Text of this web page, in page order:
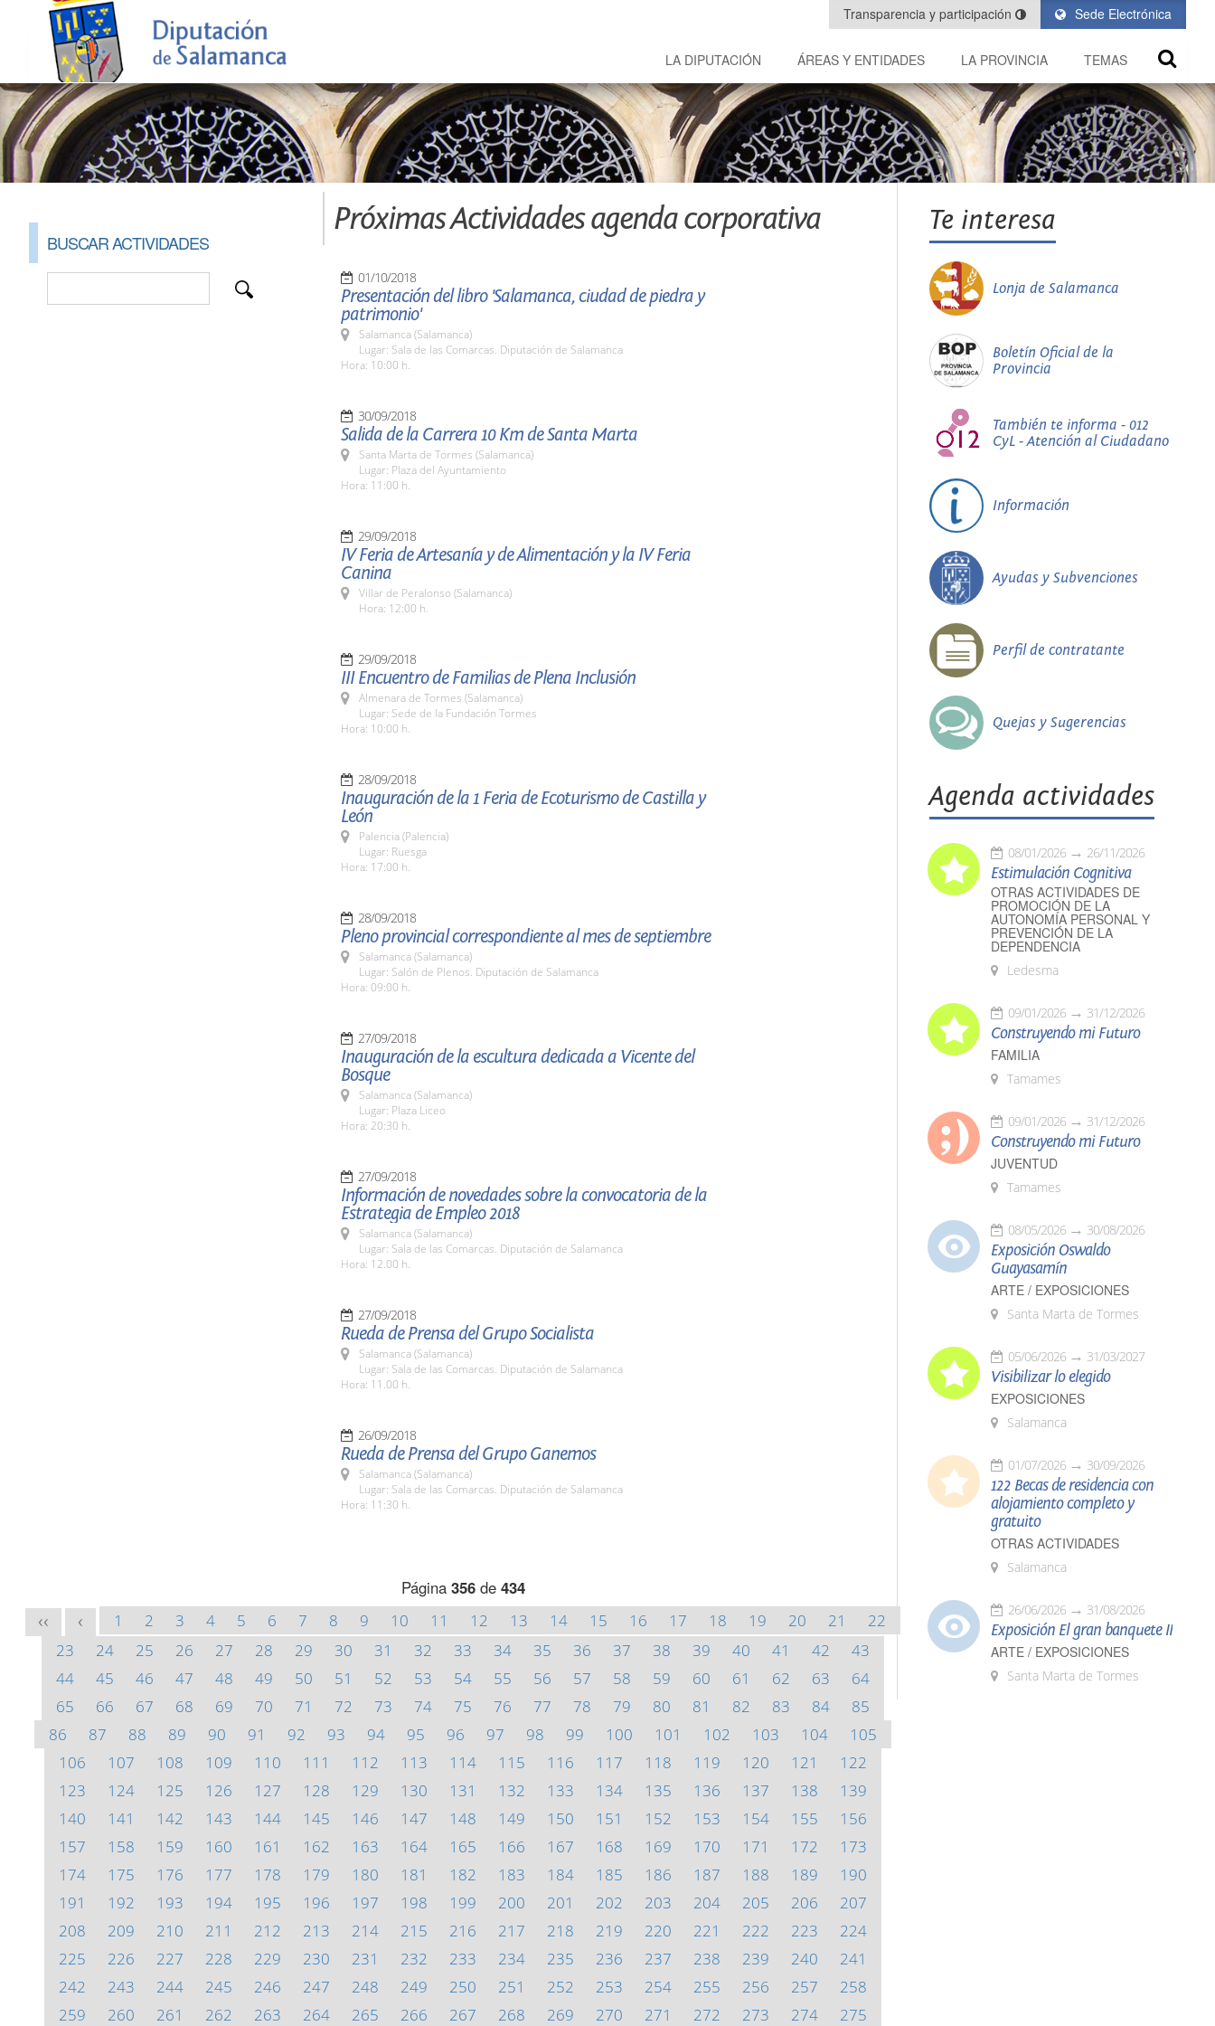
Sede Electrónica
Transparencia y participación
LA DIPUTACIÓN ÁREAS Y ENTIDADES LA PROVINCIA TEMAS
BUSCAR ACTIVIDADES
Próximas Actividades agenda corporativa
01/10/2018
Presentación del libro 'Salamanca, ciudad de piedra y
patrimonio'
Salamanca (Salamanca)
Lugar: Sala de las Comarcas. Diputación de Salamanca
Hora: 10:00 h.
30/09/2018
Salida de la Carrera 10 Km de Santa Marta
Santa Marta de Tormes (Salamanca)
Lugar: Plaza del Ayuntamiento
Hora: 11:00 h.
29/09/2018
IV Feria de Artesanía y de Alimentación y la IV Feria
Canina
Villar de Peralonso (Salamanca)
Hora: 12:00 h.
29/09/2018
III Encuentro de Familias de Plena Inclusión
Almenara de Tormes (Salamanca)
Lugar: Sede de la Fundación Tormes
Hora: 10:00 h.
28/09/2018
Inauguración de la 1 Feria de Ecoturismo de Castilla y
León
Palencia (Palencia)
Lugar: Ruesga
Hora: 17:00 h.
28/09/2018
Pleno provincial correspondiente al mes de septiembre
Salamanca (Salamanca)
Lugar: Salón de Plenos. Diputación de Salamanca
Hora: 09:00 h.
27/09/2018
Inauguración de la escultura dedicada a Vicente del
Bosque
Salamanca (Salamanca)
Lugar: Plaza Liceo
Hora: 20:30 h.
27/09/2018
Información de novedades sobre la convocatoria de la
Estrategia de Empleo 2018
Salamanca (Salamanca)
Lugar: Sala de las Comarcas. Diputación de Salamanca
Hora: 12.00 h.
27/09/2018
Rueda de Prensa del Grupo Socialista
Salamanca (Salamanca)
Lugar: Sala de las Comarcas. Diputación de Salamanca
Hora: 11.00 h.
26/09/2018
Rueda de Prensa del Grupo Ganemos
Salamanca (Salamanca)
Lugar: Sala de las Comarcas. Diputación de Salamanca
Hora: 11:30 h.
Página 356de 434
<< < 1 2 3 4 5 6 7 8 9 10 11 12 13 14 15 16 17 18 19 20 21
22
23
24 25 26 27 28 29 30 31 32 33 34 35 36 37 38 39 40 41 42
43
44
45 46 47 48 49 50 51 52 53 54 55 56 57 58 59 60 61 62 63
64
65
66 67 68 69 70 71 72 73 74 75 76 77 78 79 80 81 82 83 84
85
86
87 88 89 90 91 92 93 94 95 96 97 98 99 100 101 102 103 104
105
106
107 108 109 110 111 112 113 114 115 116 117 118 119 120 121
122
123
124 125 126 127 128 129 130 131 132 133 134 135 136 137 138
139
140
141 142 143 144 145 146 147 148 149 150 151 152 153 154 155
156
157
158 159 160 161 162 163 164 165 166 167 168 169 170 171 172
173
174
175 176 177 178 179 180 181 182 183 184 185 186 187 188 189
190
191
192 193 194 195 196 197 198 199 200 201 202 203 204 205 206
207
208
209 210 211 212 213 214 215 216 217 218 219 220 221 222 223
224
225
226 227 228 229 230 231 232 233 234 235 236 237 238 239 240
241
242
243 244 245 246 247 248 249 250 251 252 253 254 255 256 257
258
259
260 261 262 263 264 265 266 267 268 269 270 271 272 273 274 275
Te interesa
Lonja de Salamanca
Boletín Oficial de la
Provincia
También te informa - 012
CyL - Atención al Ciudadano
Información
Ayudas y Subvenciones
Perfil de contratante
Quejas y Sugerencias
Agenda actividades
08/01/2026 26/11/2026
Estimulación Cognitiva
OTRAS ACTIVIDADES DE
PROMOCIÓN DE LA
AUTONOMÍA PERSONAL Y
PREVENCIÓN DE LA
DEPENDENCIA
Ledesma
09/01/2026 31/12/2026
Construyendo mi Futuro
FAMILIA
Tamames
09/01/2026 31/12/2026
Construyendo mi Futuro
JUVENTUD
Tamames
08/05/2026 30/08/2026
Exposición Oswaldo
Guayasamín
ARTE / EXPOSICIONES
Santa Marta de Tormes
05/06/2026 31/03/2027
Visibilizar lo elegido
EXPOSICIONES
Salamanca
01/07/2026 30/09/2026
122 Becas de residencia con
alojamiento completo y
gratuito
OTRAS ACTIVIDADES
Salamanca
26/06/2026 31/08/2026
Exposición El gran banquete II
ARTE / EXPOSICIONES
Santa Marta de Tormes